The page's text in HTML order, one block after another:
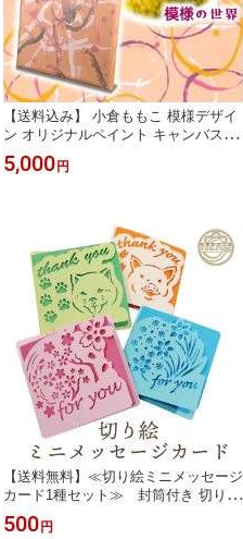
【送料込み】 小倉ももこ 模様デザイ
ン オリジナルペイント キャンバス 10
0×100mm デザイン 絵 模様 柄 絵画
インテリア アート 北欧 おしゃれ か
い お洒落 玄関 寝室 リビング 貼り絵
模様替え 飾り
5,000 円
【送料無料】≪切り絵ミニメッセージ
カード1種セット≫ 封筒付き 切り絵
グリーティングカード 花 フラワー カ
ード 手紙 文房具 お祝い 誕生日 父の
500 円